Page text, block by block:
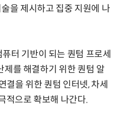
을 제시하고 집중 지원에 나
터 기반이 되는 퀀텀 프로세
제를 해결하기 위한 퀀텀 알
결을 위한 퀀텀 인터넷, 차세
적으로 확보해 나간다.